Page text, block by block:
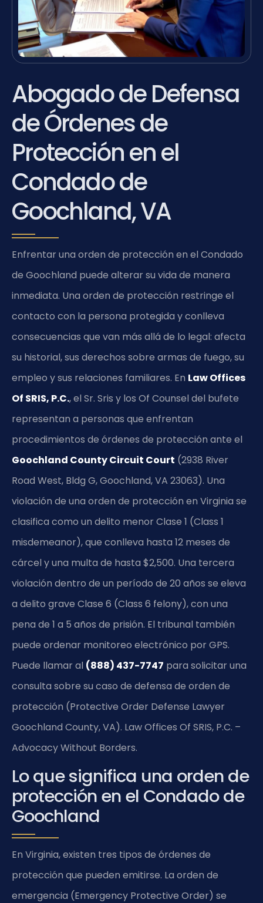
Abogado de Defensa
de Órdenes de
Protección en el
Condado de
Goochland, VA
Enfrentar una orden de protección en el Condado
de Goochland puede alterar su vida de manera
inmediata. Una orden de protección restringe el
contacto con la persona protegida y conlleva
consecuencias que van más allá de lo legal: afecta
su historial, sus derechos sobre armas de fuego, su
empleo y sus relaciones familiares. En Law Offices
Of SRIS, P.C., el Sr. Sris y los Of Counsel del bufete
representan a personas que enfrentan
procedimientos de órdenes de protección ante el
Goochland County Circuit Court (2938 River
Road West, Bldg G, Goochland, VA 23063). Una
violación de una orden de protección en Virginia se
clasifica como un delito menor Clase 1 (Class 1
misdemeanor), que conlleva hasta 12 meses de
cárcel y una multa de hasta $2,500. Una tercera
violación dentro de un período de 20 años se eleva
a delito grave Clase 6 (Class 6 felony), con una
pena de 1 a 5 años de prisión. El tribunal también
puede ordenar monitoreo electrónico por GPS.
Puede llamar al (888) 437-7747 para solicitar una
consulta sobre su caso de defensa de orden de
protección (Protective Order Defense Lawyer
Goochland County, VA). Law Offices Of SRIS, P.C. –
Advocacy Without Borders.
Lo que significa una orden de
protección en el Condado de
Goochland
En Virginia, existen tres tipos de órdenes de
protección que pueden emitirse. La orden de
emergencia (Emergency Protective Order) se